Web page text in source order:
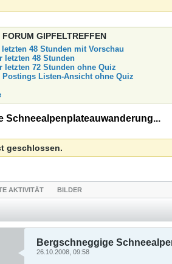
GIPFELTREFFEN
letzten 48 Stunden mit Vorschau
letzten 48 Stunden
letzten 72 Stunden ohne Quiz
Postings Listen-Ansicht ohne Quiz
Schneealpenplateauwanderung...
geschlossen.
AKTIVITÄT BILDER
Bergschneggige
26.10.2008, 09:58